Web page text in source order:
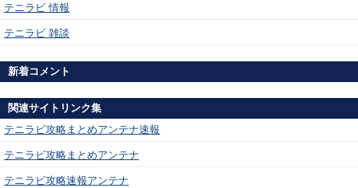
テニラビ 情報
テニラビ 雑談
新着コメント
関連サイトリンク集
テニラビ攻略まとめアンテナ速報
テニラビ攻略まとめアンテナ
テニラビ攻略速報アンテナ